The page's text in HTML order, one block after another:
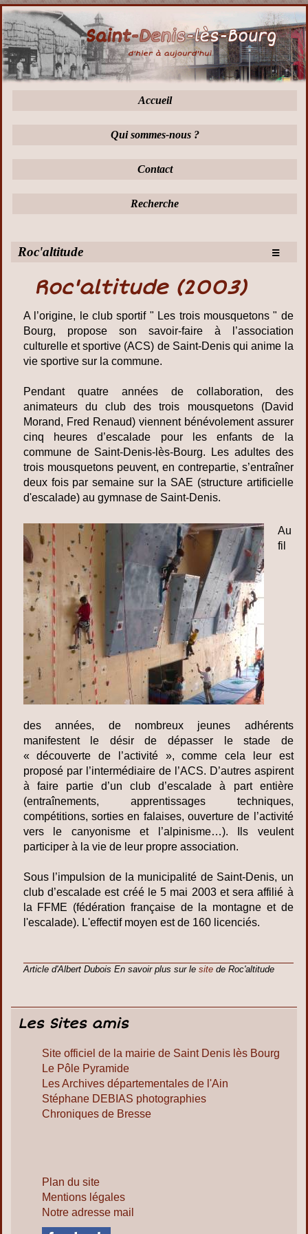
Accueil
Qui sommes-nous ?
Contact
Recherche
Roc'altitude ≡
Roc'altitude (2003)
A l’origine, le club sportif " Les trois mousquetons " de
Bourg, propose son savoir-faire à l’association
culturelle et sportive (ACS) de Saint-Denis qui anime la
vie sportive sur la commune.
Pendant quatre années de collaboration, des
animateurs du club des trois mousquetons (David
Morand, Fred Renaud) viennent bénévolement assurer
cinq heures d’escalade pour les enfants de la
commune de Saint-Denis-lès-Bourg. Les adultes des
trois mousquetons peuvent, en contrepartie, s’entraîner
deux fois par semaine sur la SAE (structure artificielle
d'escalade) au gymnase de Saint-Denis.
Au
fil
des années, de nombreux jeunes adhérents
manifestent le désir de dépasser le stade de
« découverte de l’activité », comme cela leur est
proposé par l’intermédiaire de l’ACS. D’autres aspirent
à faire partie d’un club d’escalade à part entière
(entraînements, apprentissages techniques,
compétitions, sorties en falaises, ouverture de l’activité
vers le canyonisme et l’alpinisme…). Ils veulent
participer à la vie de leur propre association.
Sous l’impulsion de la municipalité de Saint-Denis, un
club d’escalade est créé le 5 mai 2003 et sera affilié à
la FFME (fédération française de la montagne et de
l'escalade). L'effectif moyen est de 160 licenciés.
Article d'Albert Dubois En savoir plus sur le sitede Roc'altitude
Les Sites amis
Site officiel de la mairie de Saint Denis lès Bourg
Le Pôle Pyramide
Les Archives départementales de l'Ain
Stéphane DEBIAS photographies
Chroniques de Bresse
Plan du site
Mentions légales
Notre adresse mail